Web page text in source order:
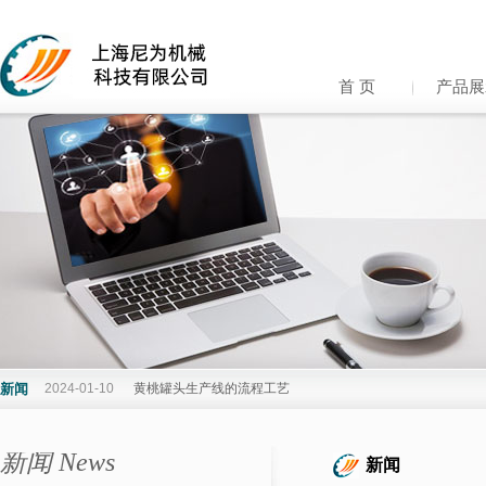
首 页 产品
新闻 2024-01-10 黄桃罐头生产线的流程工艺
新闻 News 新闻